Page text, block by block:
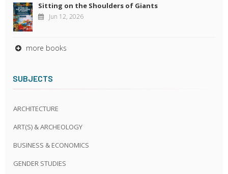
Sitting on the Shoulders of Giants
Jun 12, 2026
more books
SUBJECTS
ARCHITECTURE
ART(S) & ARCHEOLOGY
BUSINESS & ECONOMICS
GENDER STUDIES